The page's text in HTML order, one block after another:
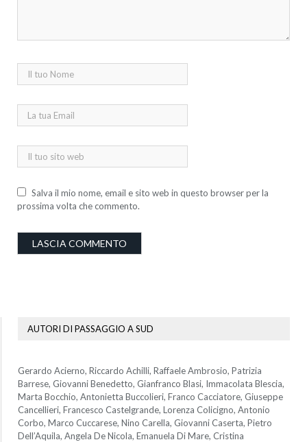
Salva il mio nome, email e sito web in questo browser per la
prossima volta che commento.
AUTORI DI PASSAGGIO A SUD
Gerardo Acierno, Riccardo Achilli, Raffaele Ambrosio, Patrizia
Barrese, Giovanni Benedetto, Gianfranco Blasi, Immacolata Blescia,
Marta Bocchio, Antonietta Buccolieri, Franco Cacciatore, Giuseppe
Cancellieri, Francesco Castelgrande, Lorenza Colicigno, Antonio
Corbo, Marco Cuccarese, Nino Carella, Giovanni Caserta, Pietro
Dell’Aquila, Angela De Nicola, Emanuela Di Mare, Cristina